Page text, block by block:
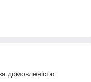
домовленістю